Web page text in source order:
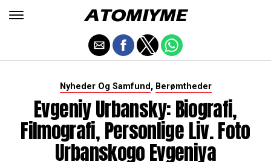
Nyheder Og Samfund, Berømtheder
Evgeniy Urbansky: Biografi,
Filmografi, Personlige Liv. Foto
Urbanskogo Evgeniya